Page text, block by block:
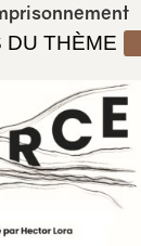
DU THÈME